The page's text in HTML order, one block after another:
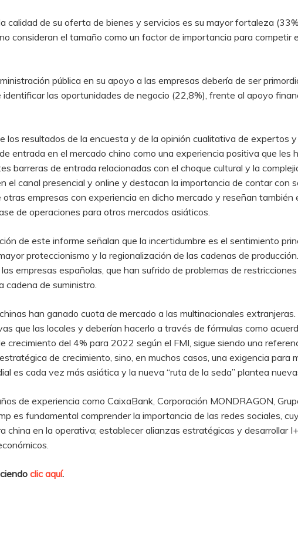
calidad de su oferta de bienes y servicios es su mayor fortaleza
consideran el tamaño como un factor de importancia para competir
pública en su apoyo a las empresas debería de ser
las oportunidades de negocio (22,8%), frente al apoyo
los resultados de la encuesta y de la opinión cualitativa de expertos
entrada en el mercado chino como una experiencia positiva que
barreras de entrada relacionadas con el choque cultural y la
el canal presencial y online y destacan la importancia de contar con
empresas con experiencia en dicho mercado y reseñan
de operaciones para otros mercados asiáticos.
de este informe señalan que la incertidumbre es el sentimiento
proteccionismo y la regionalización de las cadenas de
empresas españolas, que han sufrido de problemas de
cadena de suministro.
han ganado cuota de mercado a las multinacionales
que las locales y deberían hacerlo a través de fórmulas como
crecimiento del 4% para 2022 según el FMI, sigue siendo una
de crecimiento, sino, en muchos casos, una exigencia para
es cada vez más asiática y la nueva “ruta de la seda” plantea
de experiencia como CaixaBank, Corporación MONDRAGON,
es fundamental comprender la importancia de las redes sociales,
china en la operativa; establecer alianzas estratégicas y desarrollar
clic aquí.